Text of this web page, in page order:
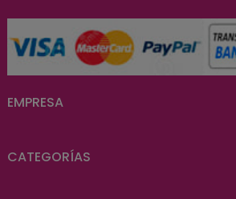
EMPRESA
CATEGORÍAS